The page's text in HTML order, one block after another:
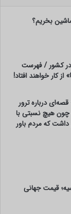
بخریم؟
کشور / فهرست
درباره ترور
هیچ نسبتی با
که مردم باور
قیمت جهانی